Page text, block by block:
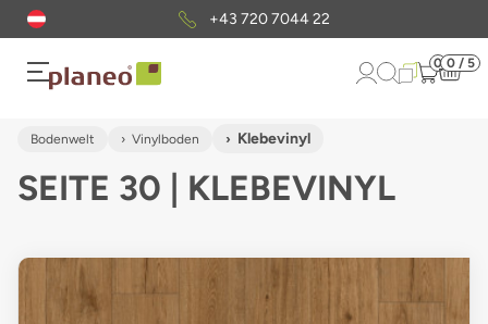
KostenloserMusterversand
0 0 / 5
Bodenwelt Vinylboden Klebevinyl
SEITE 30 | KLEBEVINYL